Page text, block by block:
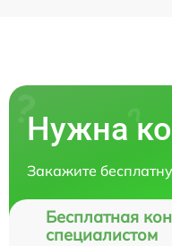
Нужна
Закажите
Бесплатная
специалистом